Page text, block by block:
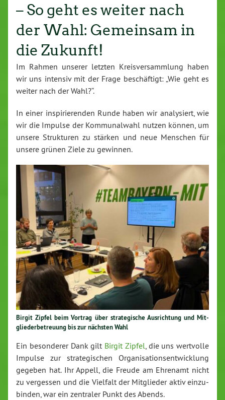
– So geht es weiter nach
der Wahl: Gemeinsam in
die Zukunft!
Im Rahmen unserer letzten Kreis­ver­samm­lung haben
wir uns intensiv mit der Frage be­schäf­tigt: „Wie geht es
weiter nach der Wahl?“.
In einer in­spi­rie­ren­den Runde haben wir ana­ly­siert, wie
wir die Impulse der Kom­mu­nal­wahl nutzen können, um
unsere Struk­tu­ren zu stärken und neue Menschen für
unsere grünen Ziele zu gewinnen.
Birgit Zipfel beim Vortrag über stra­te­gi­sche Aus­rich­tung und Mit­
glie­der­be­treu­ung bis zur nächsten Wahl
Ein be­son­de­rer Dank gilt Birgit Zipfel, die uns wertvolle
Impulse zur stra­te­gi­schen Or­ga­ni­sa­ti­ons­ent­wick­lung
gegeben hat. Ihr Appell, die Freude am Ehrenamt nicht
zu vergessen und die Vielfalt der Mit­glie­der aktiv ein­zu­
bin­den, war ein zentraler Punkt des Abends.